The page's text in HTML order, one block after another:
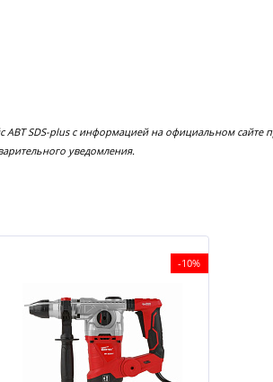
SDS-plus с информацией на официальном сайте
уведомления.
-10%